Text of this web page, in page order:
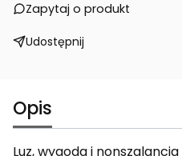
Zapytaj o produkt
Udostępnij
Opis
Luz, wygoda i